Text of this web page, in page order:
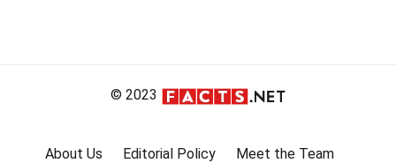
© 2023
About Us Editorial Policy
Meet the Team